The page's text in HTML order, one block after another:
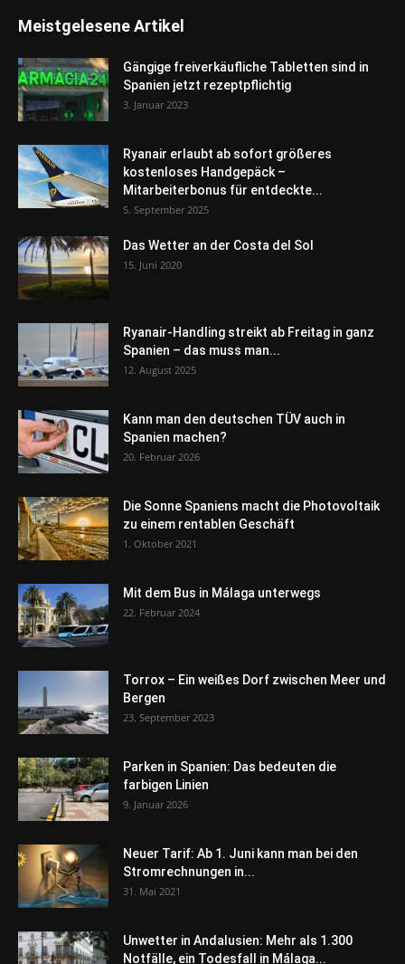
Meistgelesene Artikel
Gängige freiverkäufliche Tabletten sind in
Spanien jetzt rezeptpflichtig
3. Januar 2023
Ryanair erlaubt ab sofort größeres
kostenloses Handgepäck –
Mitarbeiterbonus für entdeckte...
5. September 2025
Das Wetter an der Costa del Sol
15. Juni 2020
Ryanair-Handling streikt ab Freitag in ganz
Spanien – das muss man...
12. August 2025
Kann man den deutschen TÜV auch in
Spanien machen?
20. Februar 2026
Die Sonne Spaniens macht die Photovoltaik
zu einem rentablen Geschäft
1. Oktober 2021
Mit dem Bus in Málaga unterwegs
22. Februar 2024
Torrox – Ein weißes Dorf zwischen Meer und
Bergen
23. September 2023
Parken in Spanien: Das bedeuten die
farbigen Linien
9. Januar 2026
Neuer Tarif: Ab 1. Juni kann man bei den
Stromrechnungen in...
31. Mai 2021
Unwetter in Andalusien: Mehr als 1.300
Notfälle, ein Todesfall in Málaga...